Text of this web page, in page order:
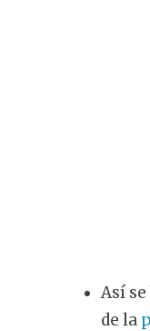
Así
de la